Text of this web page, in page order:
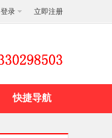
登录 立即注册
快捷导航